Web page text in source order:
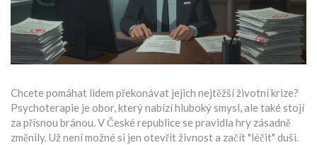
Chcete pomáhat lidem překonávat jejich nejtěžší životní krize?
Psychoterapie je obor, který nabízí hluboký smysl, ale také stojí
za přísnou bránou. V České republice se pravidla hry zásadně
změnily. Už není možné si jen otevřít živnost a začít "léčit" duši.